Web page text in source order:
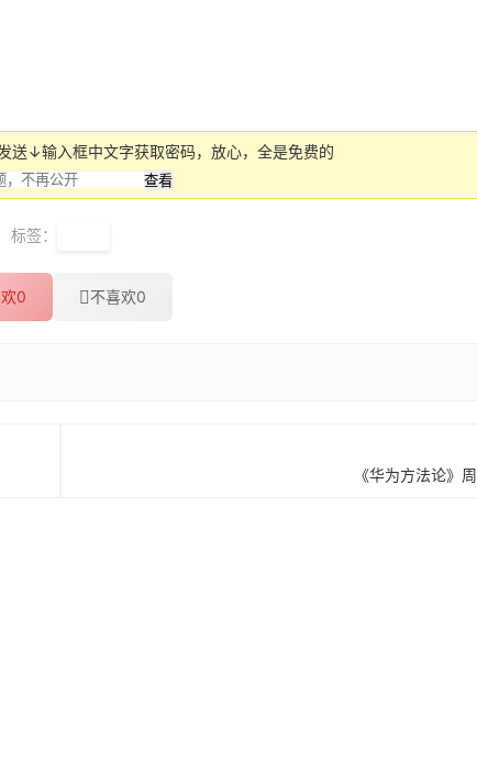
送↓输入框中文字获取密码，放心，全是免费的
标签：
0 不喜欢0
《华为方法论》